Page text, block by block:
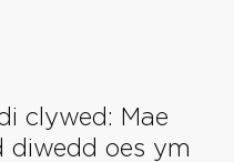
clywed: Mae
diwedd oes ym